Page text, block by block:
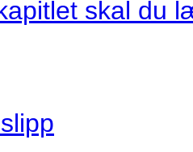
skal du